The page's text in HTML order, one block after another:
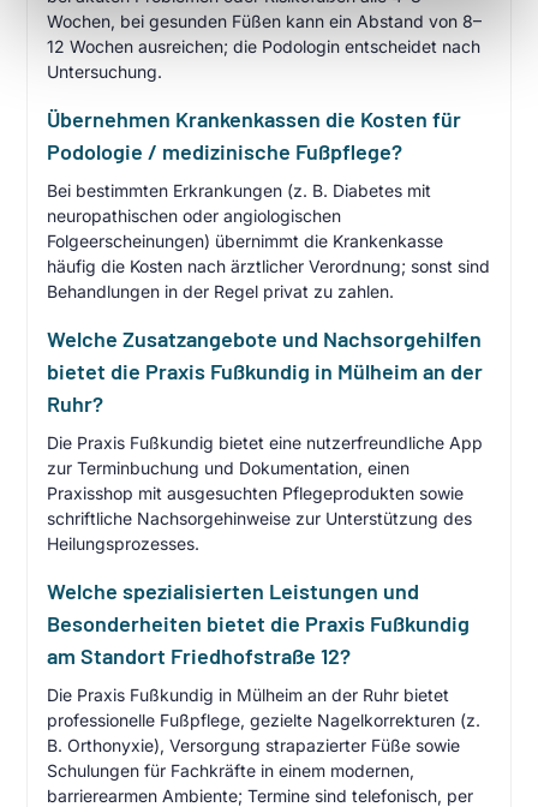
Wochen, bei gesunden Füßen kann ein Abstand von 8–
12 Wochen ausreichen; die Podologin entscheidet nach
Untersuchung.
Übernehmen Krankenkassen die Kosten für
Podologie / medizinische Fußpflege?
Bei bestimmten Erkrankungen (z. B. Diabetes mit
neuropathischen oder angiologischen
Folgeerscheinungen) übernimmt die Krankenkasse
häufig die Kosten nach ärztlicher Verordnung; sonst sind
Behandlungen in der Regel privat zu zahlen.
Welche Zusatzangebote und Nachsorgehilfen
bietet die Praxis Fußkundig in Mülheim an der
Ruhr?
Die Praxis Fußkundig bietet eine nutzerfreundliche App
zur Terminbuchung und Dokumentation, einen
Praxisshop mit ausgesuchten Pflegeprodukten sowie
schriftliche Nachsorgehinweise zur Unterstützung des
Heilungsprozesses.
Welche spezialisierten Leistungen und
Besonderheiten bietet die Praxis Fußkundig
am Standort Friedhofstraße 12?
Die Praxis Fußkundig in Mülheim an der Ruhr bietet
professionelle Fußpflege, gezielte Nagelkorrekturen (z.
B. Orthonyxie), Versorgung strapazierter Füße sowie
Schulungen für Fachkräfte in einem modernen,
barrierearmen Ambiente; Termine sind telefonisch, per